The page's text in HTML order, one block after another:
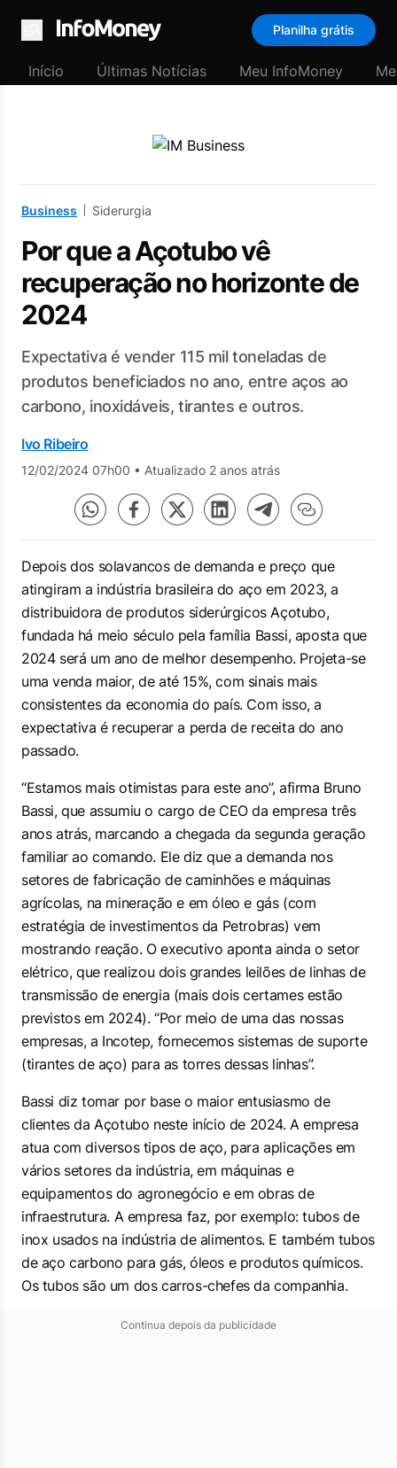
Menu
Planilha grátis
Início Últimas Notícias Meu InfoMoney
Business Siderurgia
Por que a Açotubo vê
recuperação no horizonte de
2024
Expectativa é vender 115 mil toneladas de
produtos beneficiados no ano, entre aços ao
carbono, inoxidáveis, tirantes e outros.
Ivo Ribeiro
12/02/2024 07h00 • Atualizado 2 anos atrás
Depois dos solavancos de demanda e preço que
atingiram a indústria brasileira do aço em 2023, a
distribuidora de produtos siderúrgicos Açotubo,
fundada há meio século pela família Bassi, aposta que
2024 será um ano de melhor desempenho. Projeta-se
uma venda maior, de até 15%, com sinais mais
consistentes da economia do país. Com isso, a
expectativa é recuperar a perda de receita do ano
passado.
“Estamos mais otimistas para este ano”, afirma Bruno
Bassi, que assumiu o cargo de CEO da empresa três
anos atrás, marcando a chegada da segunda geração
familiar ao comando. Ele diz que a demanda nos
setores de fabricação de caminhões e máquinas
agrícolas, na mineração e em óleo e gás (com
estratégia de investimentos da Petrobras) vem
mostrando reação. O executivo aponta ainda o setor
elétrico, que realizou dois grandes leilões de linhas de
transmissão de energia (mais dois certames estão
previstos em 2024). “Por meio de uma das nossas
empresas, a Incotep, fornecemos sistemas de suporte
(tirantes de aço) para as torres dessas linhas”.
Bassi diz tomar por base o maior entusiasmo de
clientes da Açotubo neste início de 2024. A empresa
atua com diversos tipos de aço, para aplicações em
vários setores da indústria, em máquinas e
equipamentos do agronegócio e em obras de
infraestrutura. A empresa faz, por exemplo: tubos de
inox usados na indústria de alimentos. E também tubos
de aço carbono para gás, óleos e produtos químicos.
Os tubos são um dos carros-chefes da companhia.
Continua depois da publicidade